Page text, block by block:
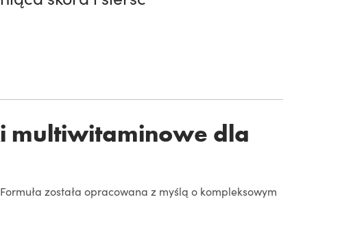
multiwitaminowe dla
została opracowana z myślą o kompleksowym